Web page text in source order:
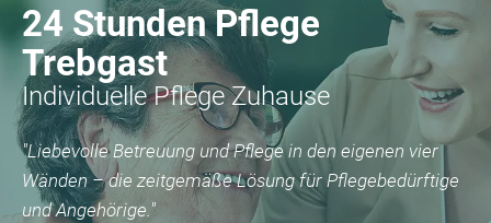
24 Stunden Pflege
Trebgast
Individuelle Pflege Zuhause
"Liebevolle Betreuung und Pflege in den eigenen vier
Wänden – die zeitgemäße Lösung für Pflegebedürftige
und Angehörige."